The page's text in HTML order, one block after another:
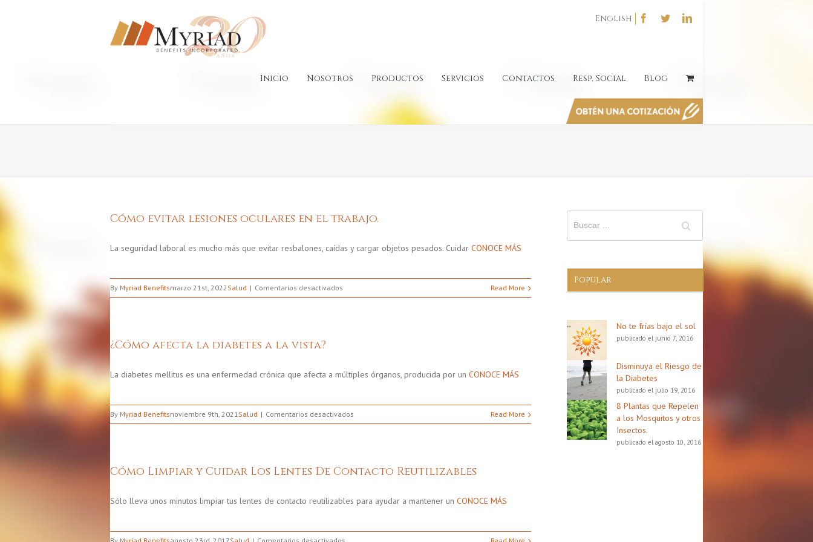
English
Inicio Nosotros Productos Servicios Contactos Resp. Social Blog
Cómo evitar lesiones oculares en el trabajo.
La seguridad laboral es mucho más que evitar resbalones, caídas y cargar objetos pesados. Cuidar CONOCE MÁS
By Myriad Benefitsmarzo 21st, 2022 Salud Comentarios desactivados
Cómo
trabajo.
Read More
¿Cómo afecta la diabetes a la vista?
La diabetes mellitus es una enfermedad crónica que afecta a múltiples órganos, producida por un CONOCE MÁS
By Myriad Benefitsnoviembre 9th, 2021 Salud Comentarios desactivados
¿Cómo
a
vista?
Read More
Cómo Limpiar y Cuidar Los Lentes De Contacto Reutilizables
Sólo lleva unos minutos limpiar tus lentes de contacto reutilizables para ayudar a mantener un CONOCE MÁS
Popular
No te frías bajo el sol
publicado el junio 7, 2016
Disminuya el Riesgo de
la Diabetes
publicado el julio 19, 2016
8 Plantas que Repelen
a los Mosquitos y otros
Insectos.
publicado el agosto 10, 2016